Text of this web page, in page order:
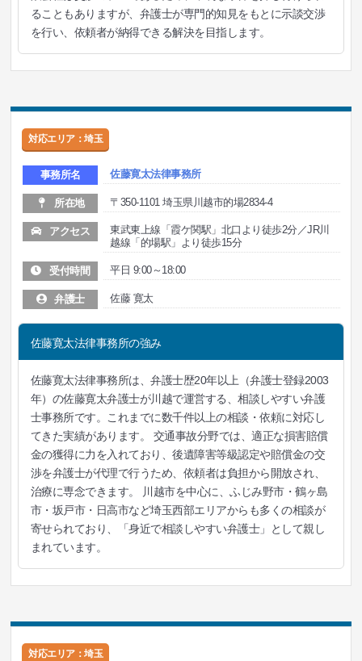
ることもありますが、弁護士が専門的知見をもとに示談交渉
を行い、依頼者が納得できる解決を目指します。
対応エリア：埼玉
事務所名 佐藤寛太法律事務所
所在地 〒350-1101 埼玉県川越市的場2834-4
アクセス
東武東上線「霞ケ関駅」北口より徒歩2分／JR川
越線「的場駅」より徒歩15分
受付時間 平日 9:00～18:00
弁護士 佐藤 寛太
佐藤寛太法律事務所の強み
佐藤寛太法律事務所は、弁護士歴20年以上（弁護士登録2003
年）の佐藤寛太弁護士が川越で運営する、相談しやすい弁護
士事務所です。これまでに数千件以上の相談・依頼に対応し
てきた実績があります。 交通事故分野では、適正な損害賠償
金の獲得に力を入れており、後遺障害等級認定や賠償金の交
渉を弁護士が代理で行うため、依頼者は負担から開放され、
治療に専念できます。 川越市を中心に、ふじみ野市・鶴ヶ島
市・坂戸市・日高市など埼玉西部エリアからも多くの相談が
寄せられており、「身近で相談しやすい弁護士」として親し
まれています。
対応エリア：埼玉